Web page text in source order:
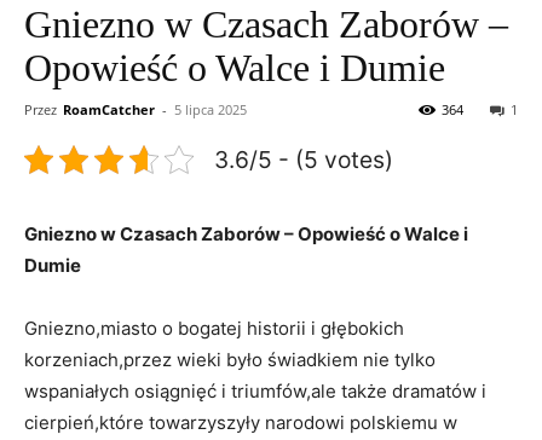
Gniezno w Czasach Zaborów –
Opowieść o Walce i Dumie
Przez RoamCatcher - 5 lipca 2025 1
364
3.6/5 - (5 votes)
Gniezno w Czasach Zaborów – Opowieść o Walce i
Dumie
Gniezno,miasto o bogatej historii i głębokich
korzeniach,przez wieki było świadkiem nie tylko
wspaniałych osiągnięć i triumfów,ale także dramatów i
cierpień,które towarzyszyły narodowi polskiemu w